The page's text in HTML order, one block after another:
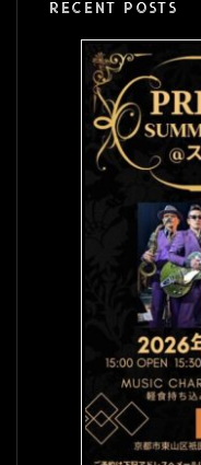
RECENT POSTS